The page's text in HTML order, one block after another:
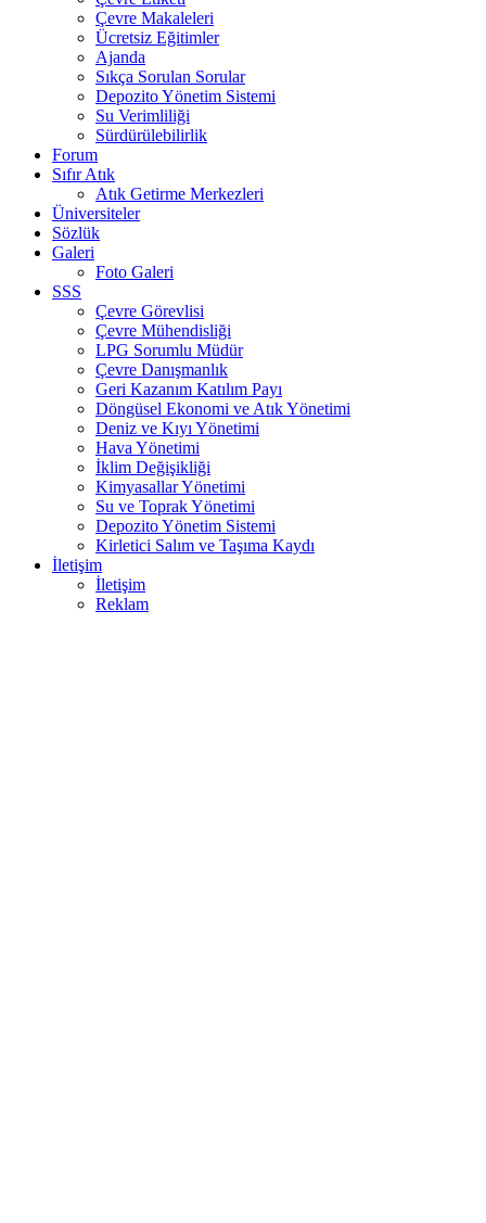
Çevre Makaleleri
Ücretsiz Eğitimler
Ajanda
Sıkça Sorulan Sorular
Depozito Yönetim Sistemi
Su Verimliliği
Sürdürülebilirlik
Forum
Sıfır Atık
Atık Getirme Merkezleri
Üniversiteler
Sözlük
Galeri
Foto Galeri
SSS
Çevre Görevlisi
Çevre Mühendisliği
LPG Sorumlu Müdür
Çevre Danışmanlık
Geri Kazanım Katılım Payı
Döngüsel Ekonomi ve Atık Yönetimi
Deniz ve Kıyı Yönetimi
Hava Yönetimi
İklim Değişikliği
Kimyasallar Yönetimi
Su ve Toprak Yönetimi
Depozito Yönetim Sistemi
Kirletici Salım ve Taşıma Kaydı
İletişim
İletişim
Reklam